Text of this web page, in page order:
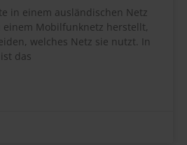
in einem ausländischen Netz
einem Mobilfunknetz herstellt,
welches Netz sie nutzt. In
das